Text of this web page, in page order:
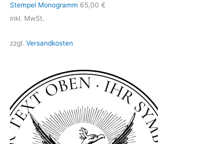
Stempel Monogramm 65,00 €
inkl. MwSt.
zzgl. Versandkosten